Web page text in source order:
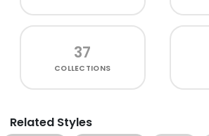
37
COLLECTIONS
Related Styles